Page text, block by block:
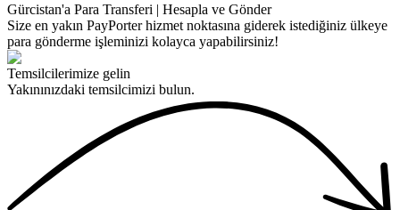
Gürcistan'a Para Transferi | Hesapla ve Gönder
Size en yakın PayPorter hizmet noktasına giderek istediğiniz ülkeye
para gönderme işleminizi kolayca yapabilirsiniz!
Temsilcilerimize gelin
Yakınınızdaki temsilcimizi bulun.